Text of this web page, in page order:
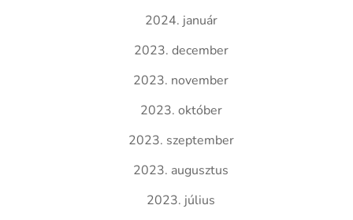
2024. január
2023. december
2023. november
2023. október
2023. szeptember
2023. augusztus
2023. július